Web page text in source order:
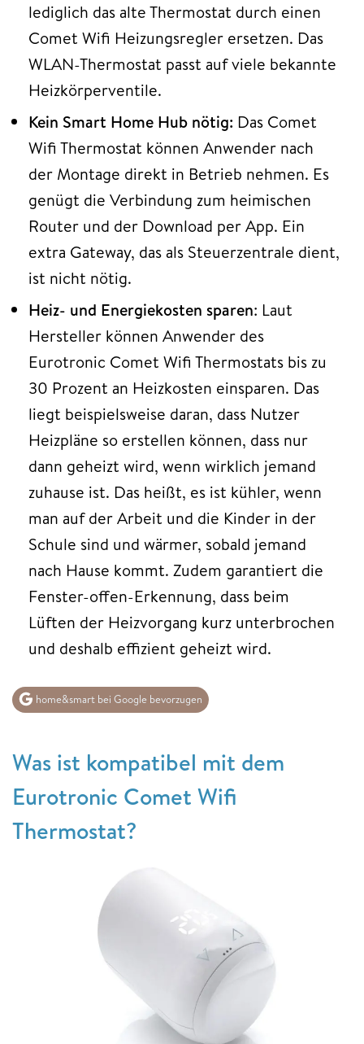
lediglich das alte Thermostat durch einen
Comet Wifi Heizungsregler ersetzen. Das
WLAN-Thermostat passt auf viele bekannte
Heizkörperventile.
Kein Smart Home Hub nötig: Das Comet
Wifi Thermostat können Anwender nach
der Montage direkt in Betrieb nehmen. Es
genügt die Verbindung zum heimischen
Router und der Download per App. Ein
extra Gateway, das als Steuerzentrale dient,
ist nicht nötig.
Heiz- und Energiekosten sparen: Laut
Hersteller können Anwender des
Eurotronic Comet Wifi Thermostats bis zu
30 Prozent an Heizkosten einsparen. Das
liegt beispielsweise daran, dass Nutzer
Heizpläne so erstellen können, dass nur
dann geheizt wird, wenn wirklich jemand
zuhause ist. Das heißt, es ist kühler, wenn
man auf der Arbeit und die Kinder in der
Schule sind und wärmer, sobald jemand
nach Hause kommt. Zudem garantiert die
Fenster-offen-Erkennung, dass beim
Lüften der Heizvorgang kurz unterbrochen
und deshalb effizient geheizt wird.
home&smart bei Google bevorzugen
Was ist kompatibel mit dem
Eurotronic Comet Wifi
Thermostat?